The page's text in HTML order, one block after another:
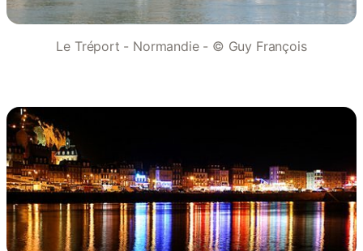
Le Tréport - Normandie - © Guy François